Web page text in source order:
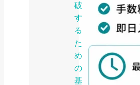
破
す
る
た
め
の
基